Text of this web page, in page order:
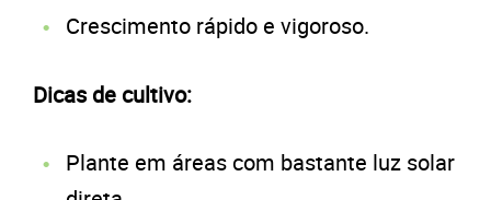
Crescimento rápido e vigoroso.
Dicas de cultivo:
Plante em áreas com bastante luz solar